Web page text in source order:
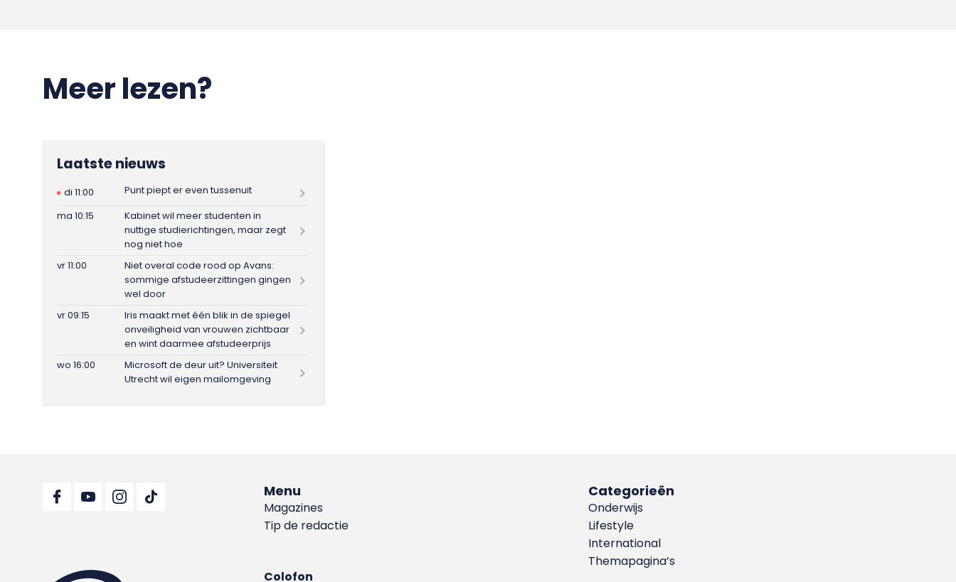
Meer lezen?
Laatste nieuws
di 11:00
Punt piept er even tussenuit
ma 10:15
Kabinet wil meer studenten in
nuttige studierichtingen, maar zegt
nog niet hoe
vr 11:00
Niet overal code rood op Avans:
sommige afstudeerzittingen gingen
wel door
vr 09:15
Iris maakt met één blik in de spiegel
onveiligheid van vrouwen zichtbaar
en wint daarmee afstudeerprijs
wo 16:00
Microsoft de deur uit? Universiteit
Utrecht wil eigen mailomgeving
Menu
Magazines
Tip de redactie
Categorieën
Onderwijs
Lifestyle
International
Themapagina’s
Colofon